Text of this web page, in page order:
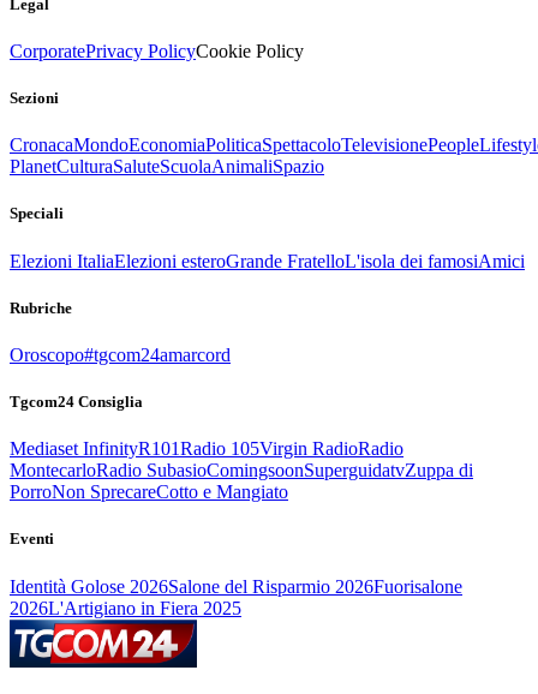
Legal
CorporatePrivacy PolicyCookie Policy
Sezioni
CronacaMondoEconomiaPoliticaSpettacoloTelevisionePeople
PlanetCulturaSaluteScuolaAnimaliSpazio
Speciali
Elezioni ItaliaElezioni esteroGrande FratelloL'isola dei famosiAmici
Rubriche
Oroscopo#tgcom24amarcord
Tgcom24 Consiglia
Mediaset InfinityR101Radio 105Virgin RadioRadio
MontecarloRadio SubasioComingsoonSuperguidatvZuppa di
PorroNon SprecareCotto e Mangiato
Eventi
Identità Golose 2026Salone del Risparmio 2026Fuorisalone
2026L'Artigiano in Fiera 2025